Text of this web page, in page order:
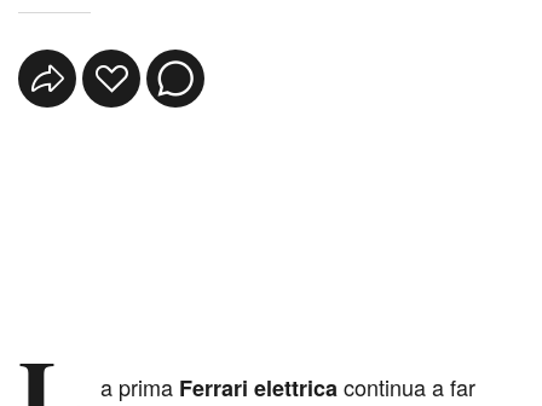
a prima Ferrari elettricacontinua a far